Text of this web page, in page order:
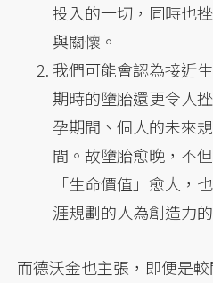
投入的一切，同時也
與關懷。
我們可能會認為接近
期時的墮胎還更令人
孕期間、個人的未來
間。故墮胎愈晚，不
「生命價值」愈大，
涯規劃的人為創造力
而德沃金也主張，即便是